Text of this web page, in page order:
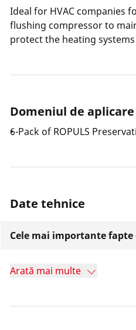
Ideal for HVAC companies
flushing compressor to
protect the heating
Domeniul de
6-Pack of ROPULS
Date tehnice
Cele mai importante
Arată mai multe